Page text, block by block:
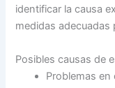
identificar la causa
medidas adecuadas
Posibles causas de
Problemas en